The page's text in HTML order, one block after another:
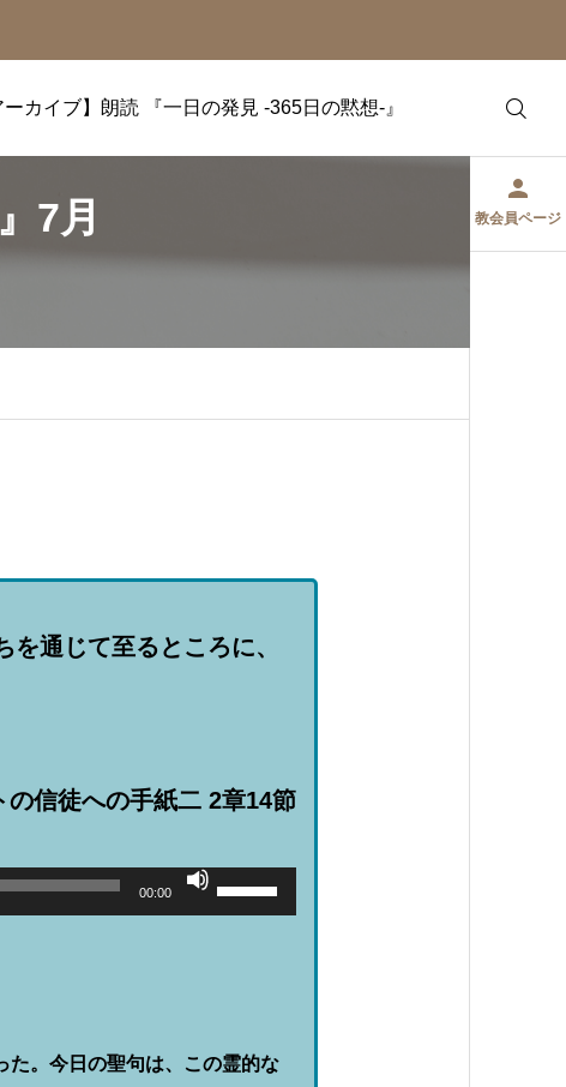
ーカイブ】朗読 『一日の発見 -365日の黙想-』
教会員ページ
7月
通じて至るところに、
の信徒への手紙二 2章14節
00:00
リ
ュ
上
下
。今日の聖句は、この霊的な